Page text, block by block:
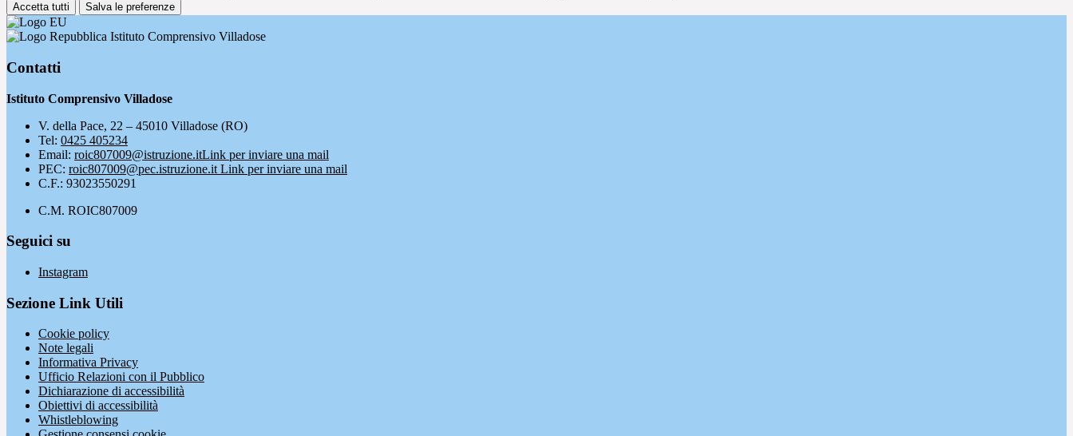
Accetta tutti Salva le preferenze
Istituto Comprensivo Villadose
Contatti
Istituto Comprensivo Villadose
V. della Pace, 22 – 45010 Villadose (RO)
Tel: 0425 405234
Email: roic807009@istruzione.itLink per inviare una mail
PEC: roic807009@pec.istruzione.it Link per inviare una mail
C.F.: 93023550291
C.M. ROIC807009
Seguici su
Instagram
Sezione Link Utili
Cookie policy
Note legali
Informativa Privacy
Ufficio Relazioni con il Pubblico
Dichiarazione di accessibilità
Obiettivi di accessibilità
Whistleblowing